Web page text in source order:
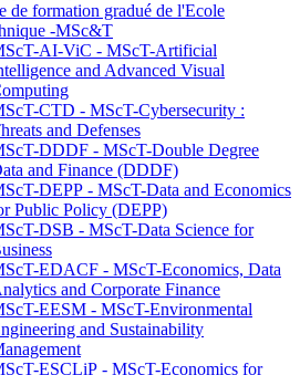
de formation gradué de l'Ecole
-MSc&T
AI-ViC - MScT-Artificial
and Advanced Visual
CTD - MScT-Cybersecurity :
and Defenses
DDDF - MScT-Double Degree
and Finance (DDDF)
DEPP - MScT-Data and Economics
Public Policy (DEPP)
DSB - MScT-Data Science for
EDACF - MScT-Economics, Data
and Corporate Finance
EESM - MScT-Environmental
and Sustainability
ESCLiP - MScT-Economics for